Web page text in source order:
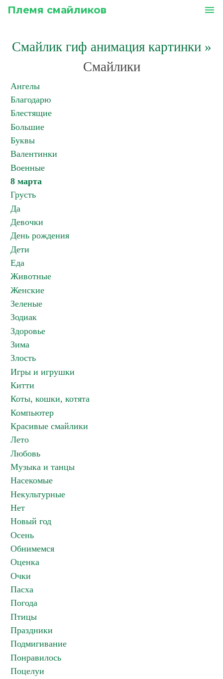
Племя смайликов menu
Смайлик гиф анимация картинки»
Смайлики
Ангелы
Благодарю
Блестящие
Большие
Буквы
Валентинки
Военные
8 марта
Грусть
Да
Девочки
День рождения
Дети
Еда
Животные
Женские
Зеленые
Зодиак
Здоровье
Зима
Злость
Игры и игрушки
Китти
Коты, кошки, котята
Компьютер
Красивые смайлики
Лето
Любовь
Музыка и танцы
Насекомые
Некультурные
Нет
Новый год
Осень
Обнимемся
Оценка
Очки
Пасха
Погода
Птицы
Праздники
Подмигивание
Понравилось
Поцелуи